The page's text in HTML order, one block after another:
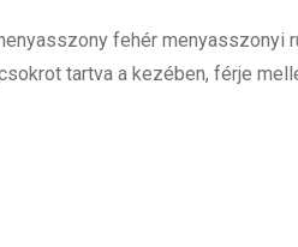
fehér menyasszonyi
tartva a kezében, férje